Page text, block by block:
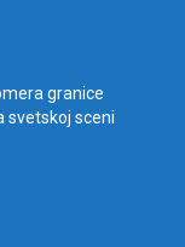
granice
svetskoj sceni